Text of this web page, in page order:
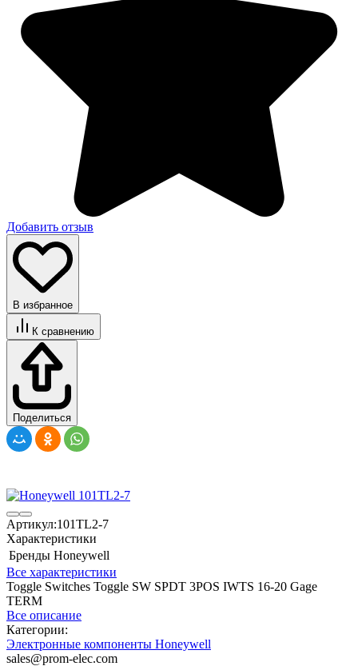
Добавить отзыв
В избранное
К сравнению
Поделиться
Артикул:101TL2-7
Характеристики
Бренды Honeywell
Все характеристики
Toggle Switches Toggle SW SPDT 3POS IWTS 16-20 Gage
TERM
Все описание
Категории:
Электронные компоненты Honeywell
sales@prom-elec.com